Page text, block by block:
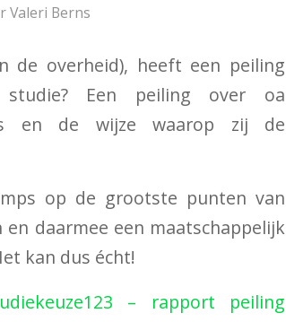
Valeri Berns
de overheid), heeft een peiling
Een peiling over oa
en de wijze waarop zij de
op de grootste punten van
daarmee een maatschappelijk
kan dus écht!
– rapport peiling